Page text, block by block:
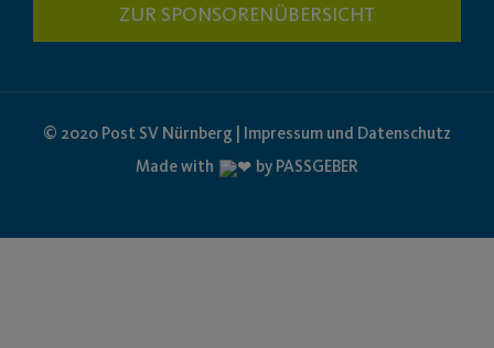
ZUR SPONSORENÜBERSICHT
© 2020 Post SV Nürnberg | Impressum und Datenschutz
Made with
by PASSGEBER